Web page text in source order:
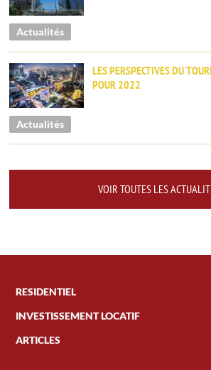
Actualités
LES PERSPECTIVES DU
POUR 2022
Actualités
VOIR TOUTES LES
RESIDENTIEL
INVESTISSEMENT LOCATIF
ARTICLES